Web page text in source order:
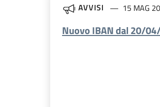
AVVISI 15 MAG
Nuovo IBAN dal 20/